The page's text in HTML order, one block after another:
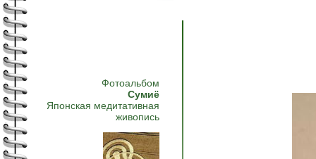
Фотоальбом
Сумиё
Японская медитативная
живопись